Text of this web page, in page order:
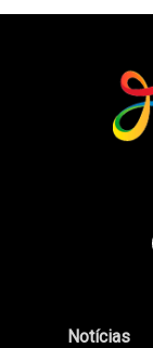
Notícias